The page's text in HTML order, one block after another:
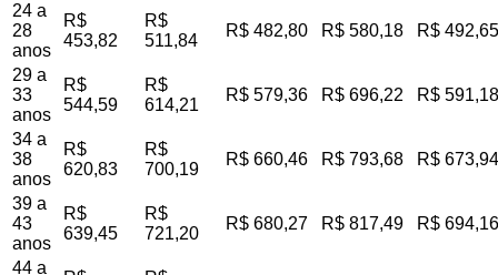
24 a
28
anos
R$
453,82
R$
511,84
R$ 482,80 R$ 580,18 R$ 492,65
29 a
33
anos
R$
544,59
R$
614,21
R$ 579,36 R$ 696,22 R$ 591,18
34 a
38
anos
R$
620,83
R$
700,19
R$ 660,46 R$ 793,68 R$ 673,94
39 a
43
anos
R$
639,45
R$
721,20
R$ 680,27 R$ 817,49 R$ 694,16
44 a